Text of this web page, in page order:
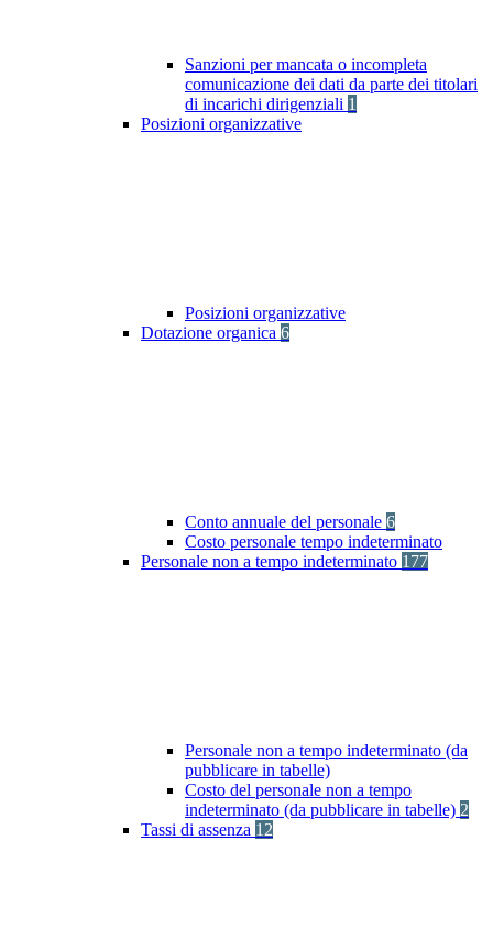
Sanzioni per mancata o incompleta
comunicazione dei dati da parte dei titolari
di incarichi dirigenziali 1
Posizioni organizzative
Posizioni organizzative
Dotazione organica 6
Conto annuale del personale 6
Costo personale tempo indeterminato
Personale non a tempo indeterminato 177
Personale non a tempo indeterminato (da
pubblicare in tabelle)
Costo del personale non a tempo
indeterminato (da pubblicare in tabelle) 2
Tassi di assenza 12